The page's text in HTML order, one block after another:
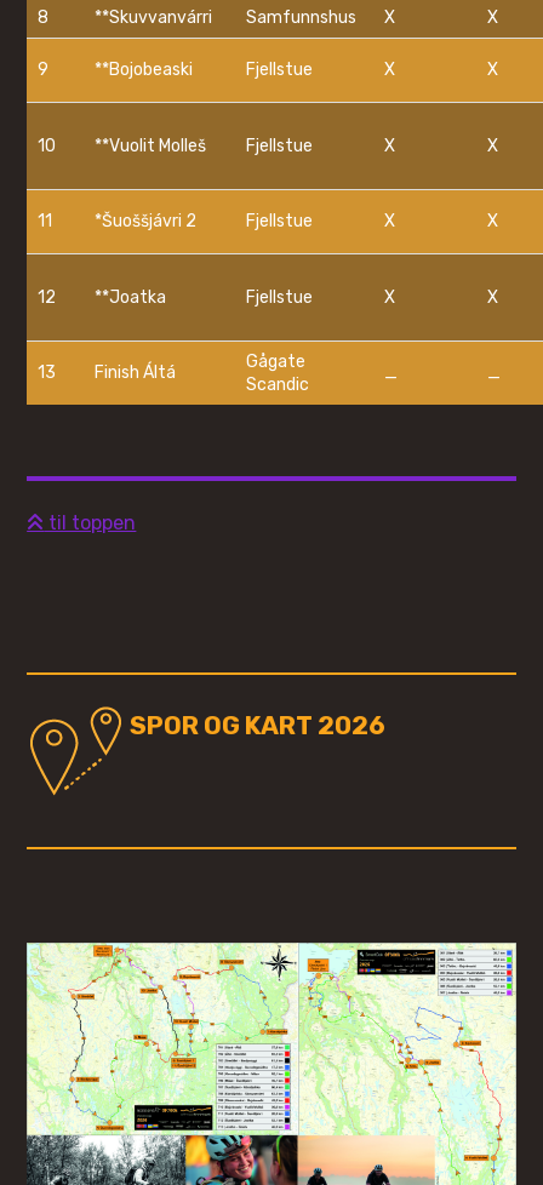
8 **Skuvvanvárri Samfunnshus X X
9 **Bojobeaski Fjellstue X X
10 **Vuolit Molleš Fjellstue X X
11 *Šuoššjávri 2 Fjellstue X X
12 **Joatka Fjellstue X X
13 Finish Áltá
Gågate
Scandic
_ _
til toppen
SPOR OG KART 2026